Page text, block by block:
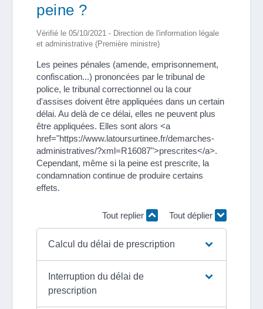
peine ?
Vérifié le 05/10/2021 - Direction de l'information légale
et administrative (Première ministre)
Les peines pénales (amende, emprisonnement,
confiscation...) prononcées par le tribunal de
police, le tribunal correctionnel ou la cour
d'assises doivent être appliquées dans un certain
délai. Au delà de ce délai, elles ne peuvent plus
être appliquées. Elles sont alors <a
href="https://www.latoursurtinee.fr/demarches-
administratives/?xml=R16087">prescrites</a>.
Cependant, même si la peine est prescrite, la
condamnation continue de produire certains
effets.
Tout replier Tout déplier
Calcul du délai de prescription
Interruption du délai de
prescription